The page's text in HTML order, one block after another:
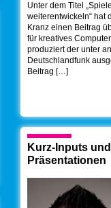
Unter dem Titel
weiterentwickeln“ hat
Kranz einen Beitrag
für kreatives
produziert der unter
Deutschlandfunk
Beitrag […]
Kurz-Inputs und
Präsentationen